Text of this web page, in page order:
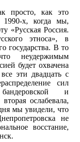
просто, как это
1990-х, когда мы,
«Русская Россия.
этноса», в
государства. В то
неудержимым
будет охвачена
эти двадцать с
сил
и
ослабевала,
мы увидели, что
не
восстание,